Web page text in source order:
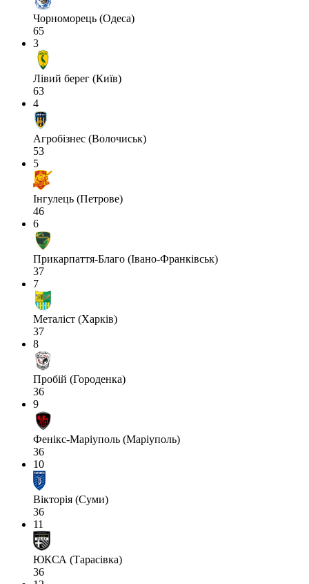
Чорноморець (Одеса)
65
3
Лівий берег (Київ)
63
4
Агробізнес (Волочиськ)
53
5
Інгулець (Петрове)
46
6
Прикарпаття-Благо (Івано-Франківськ)
37
7
Металіст (Харків)
37
8
Пробій (Городенка)
36
9
Фенікс-Маріуполь (Маріуполь)
36
10
Вікторія (Суми)
36
11
ЮКСА (Тарасівка)
36